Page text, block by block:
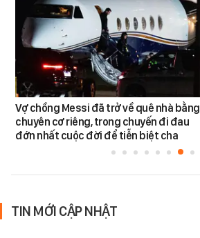
Vợ chồng Messi đã trở về quê nhà bằng
chuyên cơ riêng, trong chuyến đi đau
đớn nhất cuộc đời để tiễn biệt cha
TIN MỚI CẬP NHẬT